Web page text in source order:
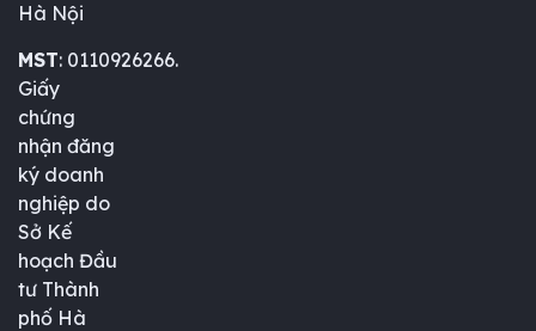
Hà Nội
MST: 0110926266.
Giấy
chứng
nhận đăng
ký doanh
nghiệp do
Sở Kế
hoạch Đầu
tư Thành
phố Hà